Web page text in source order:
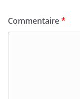
Commentaire*